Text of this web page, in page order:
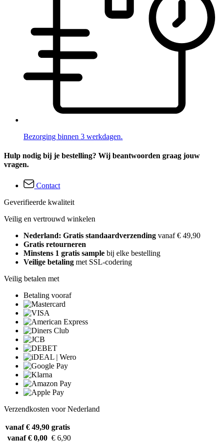
Bezorging binnen 3 werkdagen.
Hulp nodig bij je bestelling? Wij beantwoorden graag jouw
vragen.
Contact
Geverifieerde kwaliteit
Veilig en vertrouwd winkelen
Nederland: Gratis standaardverzending vanaf € 49,90
Gratis retourneren
Minstens 1 gratis sample bij elke bestelling
Veilige betaling met SSL-codering
Veilig betalen met
Betaling vooraf
Verzendkosten voor Nederland
vanaf € 49,90 gratis
vanaf € 0,00 € 6,90